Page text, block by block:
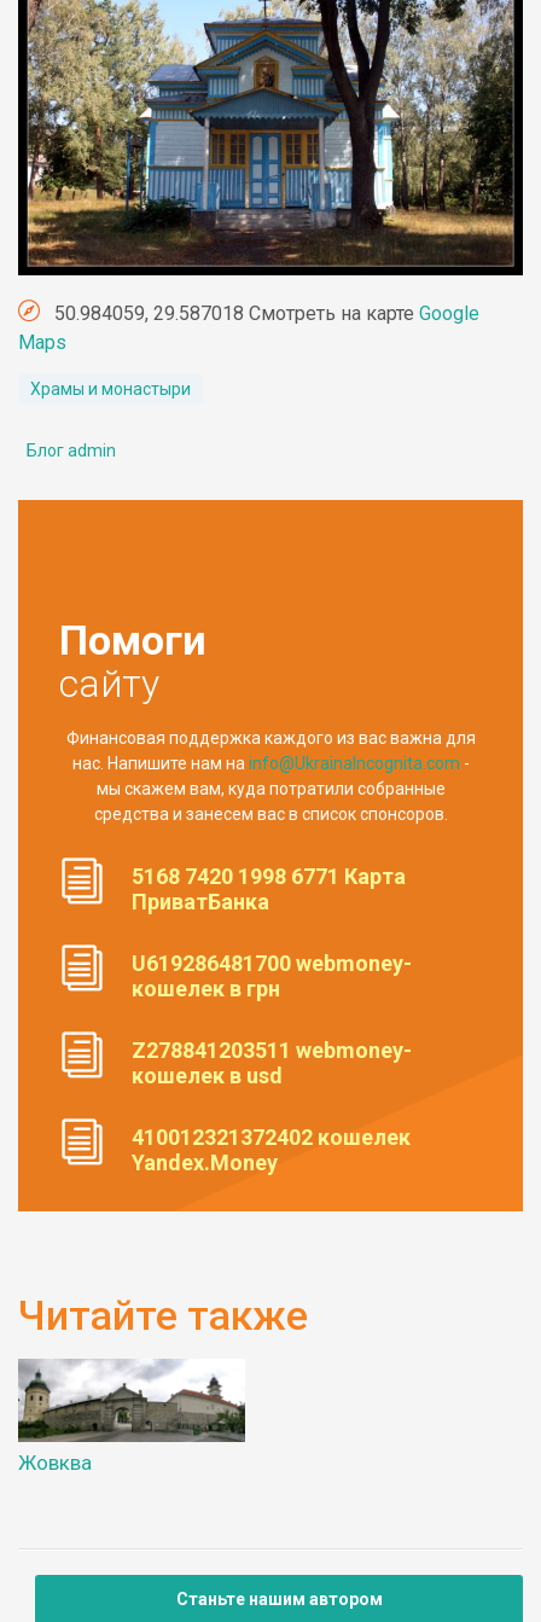
50.984059, 29.587018 Смотреть на карте Google
Maps
Храмы и монастыри
Блог admin
Помоги
сайту
Финансовая поддержка каждого из вас важна для
нас. Напишите нам на info@UkrainaIncognita.com -
мы скажем вам, куда потратили собранные
средства и занесем вас в список спонсоров.
5168 7420 1998 6771 Карта
ПриватБанка
U619286481700 webmoney-
кошелек в грн
Z278841203511 webmoney-
кошелек в usd
410012321372402 кошелек
Yandex.Money
Читайте также
Жовква
Станьте нашим автором